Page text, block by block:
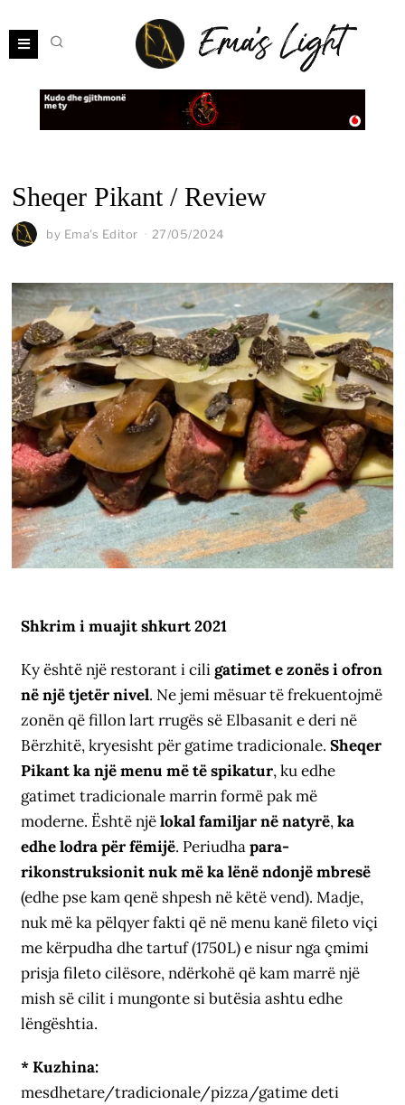
Sheqer Pikant / Review
by Ema's Editor 27/05/2024
Shkrim i muajit shkurt 2021
Ky është një restorant i ciligatimet e zonës i ofron
në një tjetër nivel. Ne jemi mësuar të frekuentojmë
zonën që fillon lart rrugës së Elbasanit e deri në
Bërzhitë, kryesisht për gatime tradicionale.Sheqer
Pikant ka një menu më të spikatur, ku edhe
gatimet tradicionale marrin formë pak më
moderne. Është njëlokal familjar në natyrë,ka
edhe lodra për fëmijë. Periudhapara-
rikonstruksionit nuk më ka lënë ndonjë mbresë
(edhe pse kam qenë shpesh në këtë vend). Madje,
nuk më ka pëlqyer fakti që në menu kanë fileto viçi
me kërpudha dhe tartuf (1750L) e nisur nga çmimi
prisja fileto cilësore, ndërkohë që kam marrë një
mish së cilit i mungonte si butësia ashtu edhe
lëngështia.
* Kuzhina:
mesdhetare/tradicionale/pizza/gatime deti